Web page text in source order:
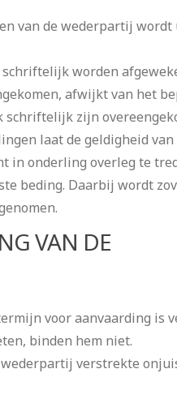
van de wederpartij
worden
afwijkt van het
zijn
laat de geldigheid van
in onderling overleg te
beding. Daarbij wordt
VAN DE
voor aanvaarding is
binden hem niet.
wederpartij verstrekte